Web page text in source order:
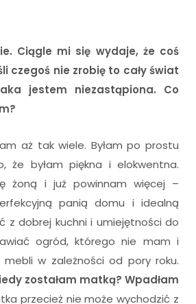
Ciągle mi się wydaje, że coś
czegoś nie zrobię to cały świat
jestem niezastąpiona. Co
aż tak wiele. Byłam po prostu
że byłam piękna i elokwentna.
żoną i już powinnam więcej –
panią domu i idealną
z dobrej kuchni i umiejętności do
ogród, którego nie mam i
mebli w zależności od pory roku.
zostałam matką? Wpadłam
przecież nie może wychodzić z